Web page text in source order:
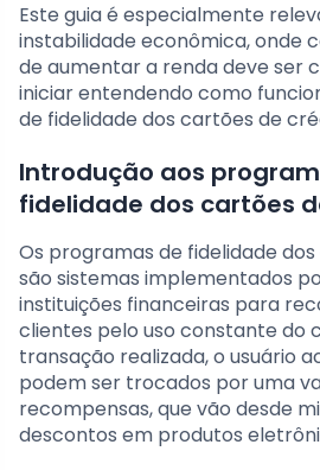
Este guia é especialmente
instabilidade econômica, onde
de aumentar a renda deve ser
iniciar entendendo como
de fidelidade dos cartões de
Introdução aos
fidelidade dos cartões
Os programas de fidelidade
são sistemas implementados
instituições financeiras para
clientes pelo uso constante do
transação realizada, o usuário
podem ser trocados por uma
recompensas, que vão desde
descontos em produtos